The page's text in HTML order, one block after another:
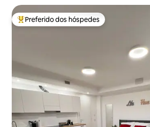
Entre os melhores preferidos dos hóspedes
Preferido dos hóspedes